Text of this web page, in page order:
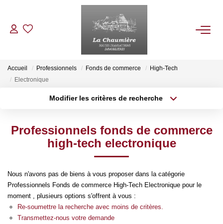
ACHETER
LOUER
ESTIMER
NOS BIENS VENDUS
NOTRE AGENCE
Qui Sommes Nous
Accueil Professionnels Fonds de commerce
High-Tech
Electronique
Modifier les critères de recherche
Sélectionnez...
Type de bien
Surface min
Créer une alerte
Professionnels fonds de commerce
high-tech electronique
Nous n'avons pas de biens à vous proposer dans la catégorie
Professionnels Fonds de commerce High-Tech Electronique pour le
moment , plusieurs options s'offrent à vous :
Re-soumettre la recherche avec moins de critères.
Transmettez-nous votre demande